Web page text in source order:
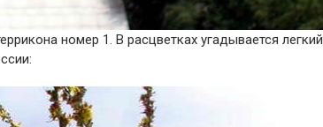
номер 1. В расцветках угадывается легкий